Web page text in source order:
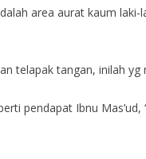
area aurat kaum
telapak tangan, inilah
pendapat Ibnu Mas’ud,